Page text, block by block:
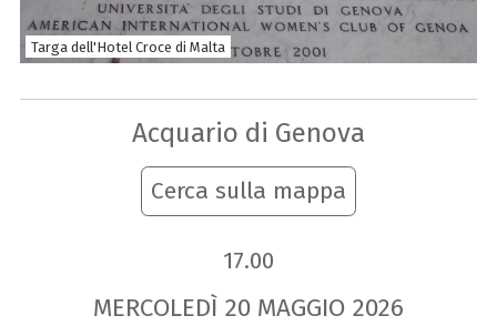
Targa dell'Hotel Croce di Malta
Acquario di Genova
Cerca sulla mappa
17.00
MERCOLEDÌ 20 MAGGIO 2026